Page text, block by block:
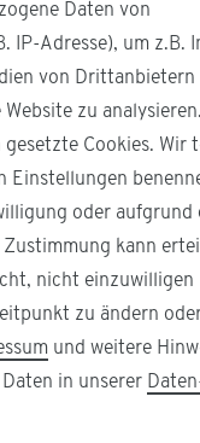
Daten von
IP-Adresse), um z.B.
von Drittanbietern
zu
Cookies. Wir
Einstellungen
oder aufgrund
kann
nicht einzuwilligen
zu ändern
und weitere
in unserer